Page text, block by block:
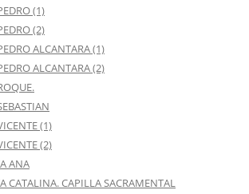
(1)
(2)
ALCANTARA (1)
ALCANTARA (2)
(1)
(2)
ANA
CATALINA. CAPILLA SACRAMENTAL